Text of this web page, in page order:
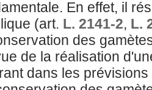
En effet, il
(art. L. 2141-2, L.
des
de la réalisation
dans les